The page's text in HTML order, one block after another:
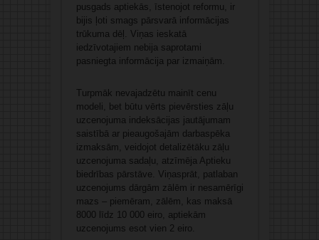
pusgads aptiekās, īstenojot reformu, ir
bijis ļoti smags pārsvarā informācijas
trūkuma dēļ. Viņas ieskatā
iedzīvotajiem nebija saprotami
pasniegta informācija par izmaiņām.
Turpmāk nevajadzētu mainīt cenu
modeli, bet būtu vērts pievērsties zāļu
uzcenojuma indeksācijas jautājumam
saistībā ar pieaugošajām darbaspēka
izmaksām, veidojot detalizētāku zāļu
uzcenojuma sadaļu, atzīmēja Aptieku
biedrības pārstāve. Viņasprāt, patlaban
uzcenojums dārgām zālēm ir nesamērīgi
mazs – piemēram, zālēm, kas maksā
8000 līdz 10 000 eiro, aptiekām
uzcenojums esot vien 2 eiro.